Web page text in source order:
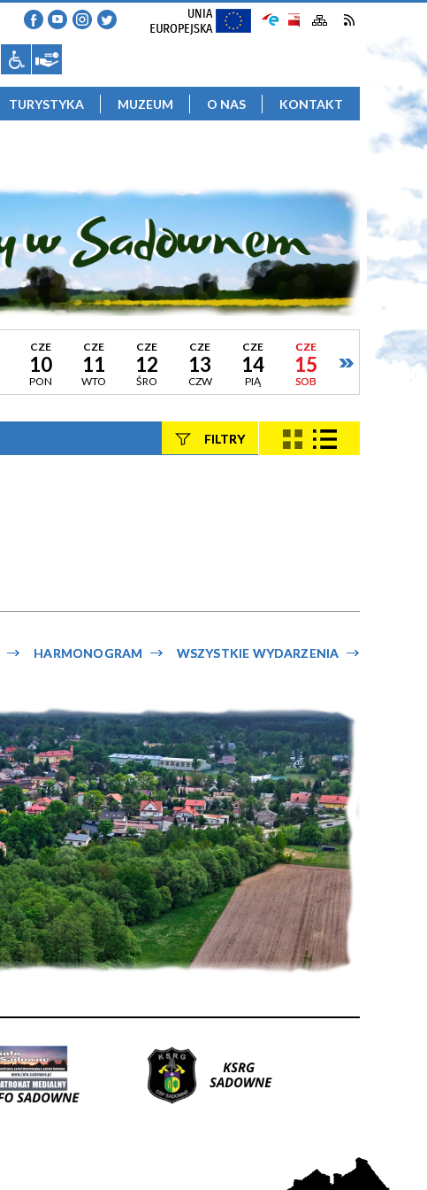
TURYSTYKA MUZEUM O NAS KONTAKT
CZE
10
PON
CZE
11
WTO
CZE
12
ŚRO
CZE
13
CZW
CZE
14
PIĄ
CZE
15
SOB
FILTRY
MiejsceWSZYSTKIE WYDARZENIA
HARMONOGRAM